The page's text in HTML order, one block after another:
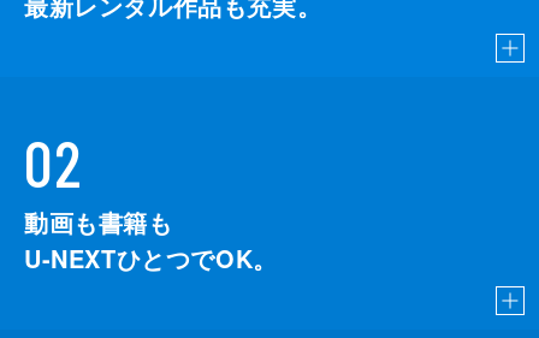
02
動画も書籍も
U-NEXTひとつでOK。